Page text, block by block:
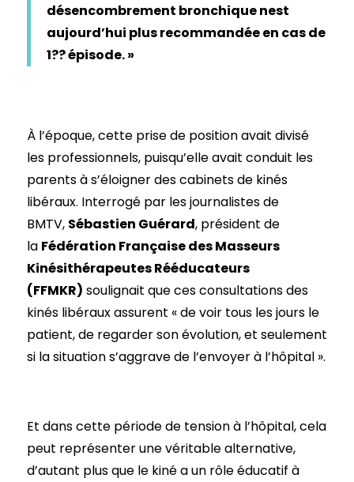
désencombrement bronchique nest
aujourd’hui plus recommandée en cas de
1?? épisode. »
À l’époque, cette prise de position avait divisé
les professionnels, puisqu’elle avait conduit les
parents à s’éloigner des cabinets de kinés
libéraux. Interrogé par les journalistes de
BMTV, Sébastien Guérard, président de
la Fédération Française des Masseurs
Kinésithérapeutes Rééducateurs
(FFMKR) soulignait que ces consultations des
kinés libéraux assurent « de voir tous les jours le
patient, de regarder son évolution, et seulement
si la situation s’aggrave de l’envoyer à l’hôpital ».
Et dans cette période de tension à l’hôpital, cela
peut représenter une véritable alternative,
d’autant plus que le kiné a un rôle éducatif à